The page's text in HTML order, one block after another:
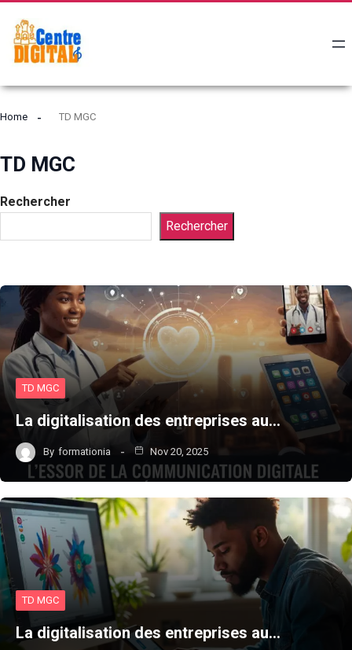
Home TD MGC
TD MGC
Rechercher
Rechercher
TD MGC
La digitalisation des entreprises au…
By formationia Nov 20, 2025
TD MGC
La digitalisation des entreprises au…